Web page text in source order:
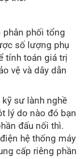
phân phối tổng
số lượng phụ
tính toán giá trị
vệ và dây dẫn
sư lành nghề
lý do nào đó bạn
đấu nối thì.
hệ thống máy
cấp riêng phần